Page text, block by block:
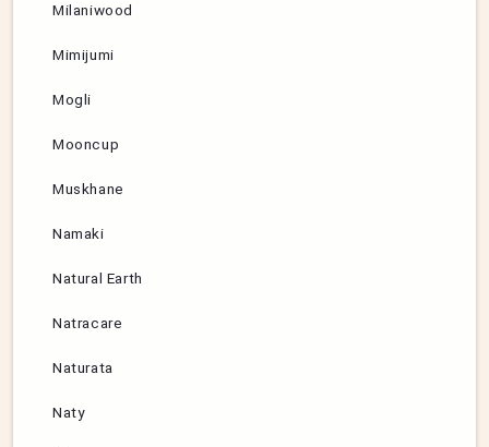
Milaniwood
Mimijumi
Mogli
Mooncup
Muskhane
Namaki
Natural Earth
Natracare
Naturata
Naty